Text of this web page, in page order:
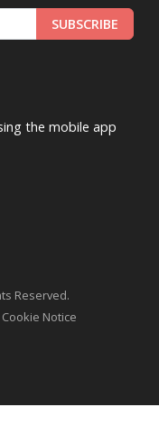
SUBSCRIBE
the mobile app
Reserved.
Cookie Notice